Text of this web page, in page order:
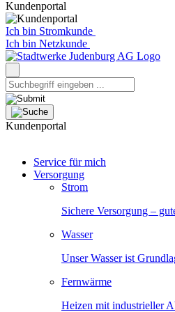
Kundenportal
Ich bin Stromkunde
Ich bin Netzkunde
Kundenportal
Service für mich
Versorgung
Strom
Sichere Versorgung –
Wasser
Unser Wasser ist
Fernwärme
Heizen mit industrieller